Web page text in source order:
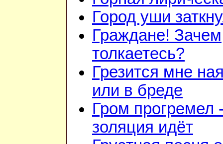
Город уши
Граждане! Зачем
толкаетесь?
Грезится мне
или в бреде
Гром прогремел
золяция идёт